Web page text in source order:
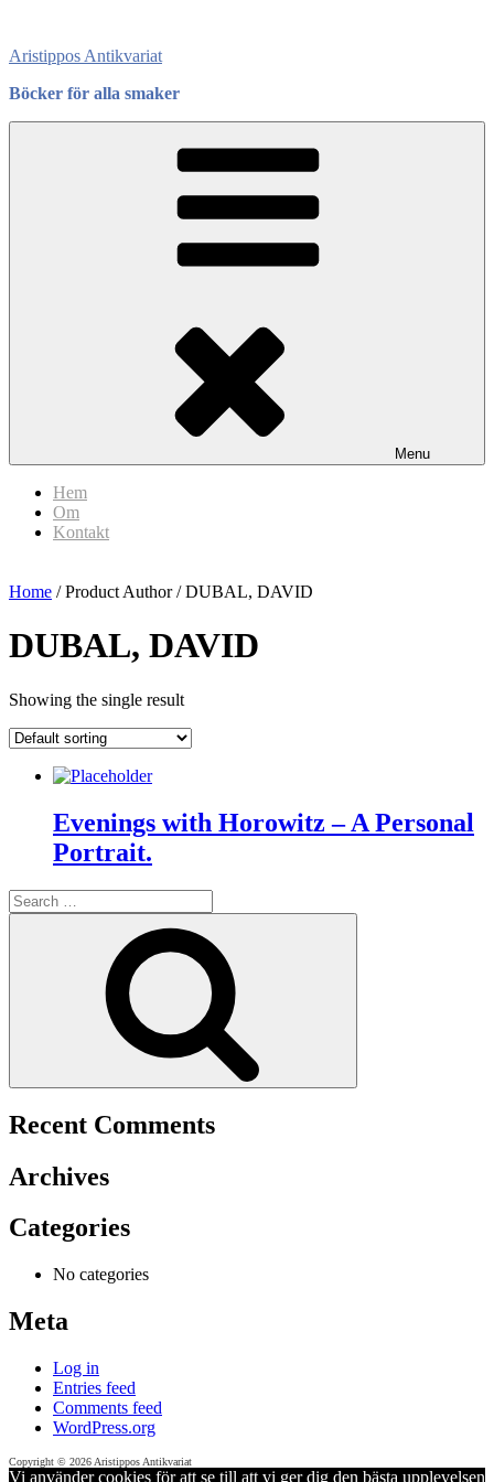
content
Aristippos Antikvariat
Böcker för alla smaker
Menu
Hem
Om
Kontakt
Home / Product Author / DUBAL, DAVID
DUBAL, DAVID
Showing the single result
Evenings with Horowitz – A Personal
Portrait.
Search
for:
Recent Comments
Archives
Categories
No categories
Meta
Log in
Entries feed
Comments feed
WordPress.org
Copyright © 2026 Aristippos Antikvariat
Vi använder cookies för att se till att vi ger dig den bästa upplevelsen